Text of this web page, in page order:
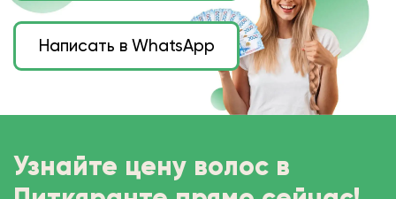
Написать в WhatsApp
Узнайте цену волос в